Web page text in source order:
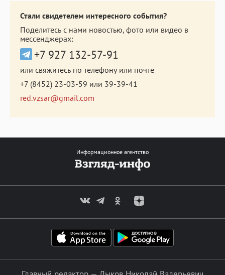
Стали свидетелем интересного события?
Поделитесь с нами новостью, фото или видео в
мессенджерах:
+7 927 132-57-91
или свяжитесь по телефону или почте
+7 (8452) 23-03-59 или 39-39-41
red.vzsar@gmail.com
Информационное агентство